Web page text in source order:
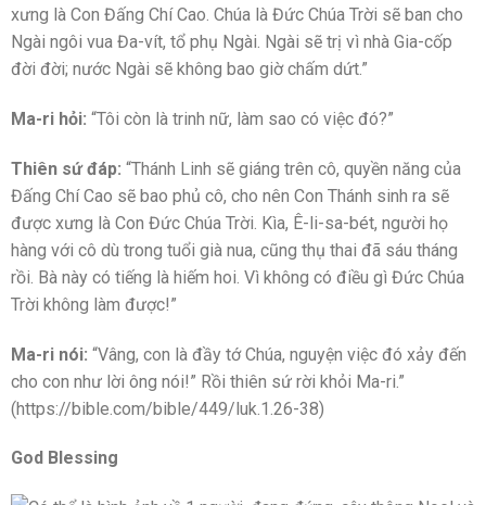
xưng là Con Đấng Chí Cao. Chúa là Đức Chúa Trời sẽ ban cho
Ngài ngôi vua Đa-vít, tổ phụ Ngài. Ngài sẽ trị vì nhà Gia-cốp
đời đời; nước Ngài sẽ không bao giờ chấm dứt.”
Ma-ri hỏi: “Tôi còn là trinh nữ, làm sao có việc đó?”
Thiên sứ đáp: “Thánh Linh sẽ giáng trên cô, quyền năng của
Đấng Chí Cao sẽ bao phủ cô, cho nên Con Thánh sinh ra sẽ
được xưng là Con Đức Chúa Trời. Kìa, Ê-li-sa-bét, người họ
hàng với cô dù trong tuổi già nua, cũng thụ thai đã sáu tháng
rồi. Bà này có tiếng là hiếm hoi. Vì không có điều gì Đức Chúa
Trời không làm được!”
Ma-ri nói: “Vâng, con là đầy tớ Chúa, nguyện việc đó xảy đến
cho con như lời ông nói!” Rồi thiên sứ rời khỏi Ma-ri.”
(https://bible.com/bible/449/luk.1.26-38)
God Blessing